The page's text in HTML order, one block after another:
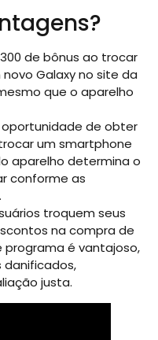
de bônus ao trocar
Galaxy no site da
que o aparelho
de obter
um smartphone
aparelho determina o
conforme as
troquem seus
na compra de
programa é vantajoso,
danificados,
justa.